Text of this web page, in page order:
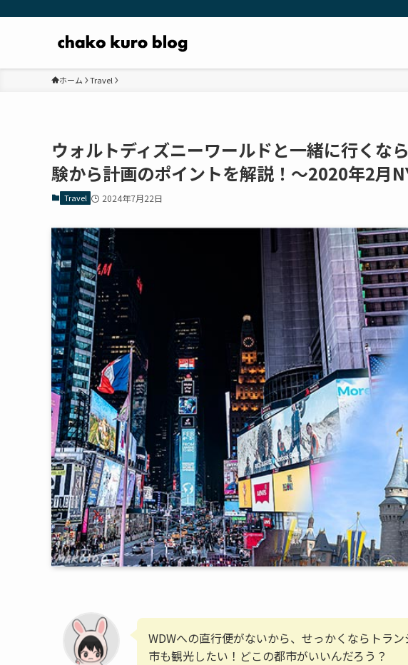
ホーム Travel
ウォルトディズニーワールドと一緒に行くな
験から計画のポイントを解説！～2020年2月
Travel 2024年7月22日
WDWへの直行便がないから、せっかくならトラ
市も観光したい！どこの都市がいいんだろう？